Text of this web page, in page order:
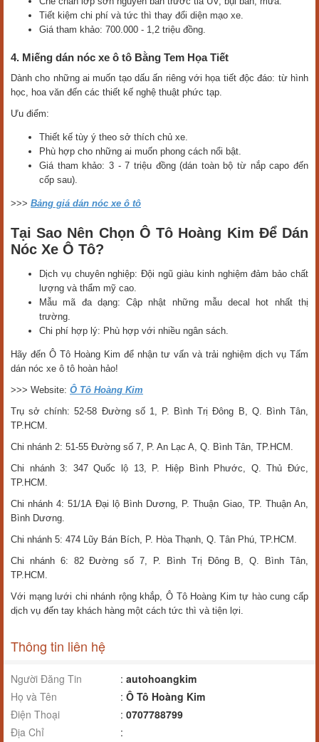
Tiết kiệm chi phí và tức thì thay đổi diện mạo xe.
Giá tham khảo: 700.000 - 1,2 triệu đồng.
4. Miếng dán nóc xe ô tô Bằng Tem Họa Tiết
Dành cho những ai muốn tạo dấu ấn riêng với họa tiết độc đáo: từ hình
học, hoa văn đến các thiết kế nghệ thuật phức tạp.
Ưu điểm:
Thiết kế tùy ý theo sở thích chủ xe.
Phù hợp cho những ai muốn phong cách nổi bật.
Giá tham khảo: 3 - 7 triệu đồng (dán toàn bộ từ nắp capo đến
cốp sau).
>>> Bảng giá dán nóc xe ô tô
Tại Sao Nên Chọn Ô Tô Hoàng Kim Để Dán
Nóc Xe Ô Tô?
Dịch vụ chuyên nghiệp: Đội ngũ giàu kinh nghiệm đảm bảo chất
lượng và thẩm mỹ cao.
Mẫu mã đa dạng: Cập nhật những mẫu decal hot nhất thị
trường.
Chi phí hợp lý: Phù hợp với nhiều ngân sách.
Hãy đến Ô Tô Hoàng Kim để nhận tư vấn và trải nghiệm dịch vụ Tấm
dán nóc xe ô tô hoàn hảo!
>>> Website: Ô Tô Hoàng Kim
Trụ sở chính: 52-58 Đường số 1, P. Bình Trị Đông B, Q. Bình Tân,
TP.HCM.
Chi nhánh 2: 51-55 Đường số 7, P. An Lạc A, Q. Bình Tân, TP.HCM.
Chi nhánh 3: 347 Quốc lộ 13, P. Hiệp Bình Phước, Q. Thủ Đức,
TP.HCM.
Chi nhánh 4: 51/1A Đại lộ Bình Dương, P. Thuận Giao, TP. Thuận An,
Bình Dương.
Chi nhánh 5: 474 Lũy Bán Bích, P. Hòa Thạnh, Q. Tân Phú, TP.HCM.
Chi nhánh 6: 82 Đường số 7, P. Bình Trị Đông B, Q. Bình Tân,
TP.HCM.
Với mạng lưới chi nhánh rộng khắp, Ô Tô Hoàng Kim tự hào cung cấp
dịch vụ đến tay khách hàng một cách tức thì và tiện lợi.
Thông tin liên hệ
Người Đăng Tin : autohoangkim
Họ và Tên
: Ô Tô Hoàng Kim
Điện Thoại
: 0707788799
Địa Chỉ
: